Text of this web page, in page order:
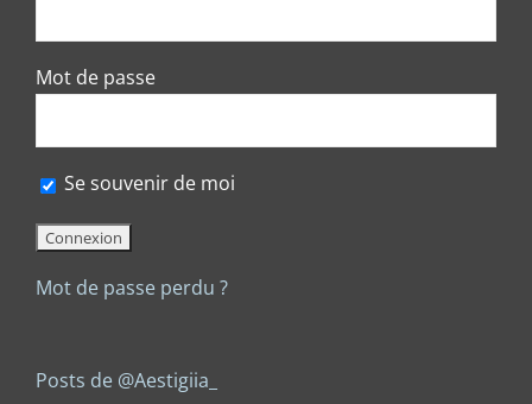
Mot de passe
Se souvenir de moi
Mot de passe perdu ?
Posts de @Aestigiia_